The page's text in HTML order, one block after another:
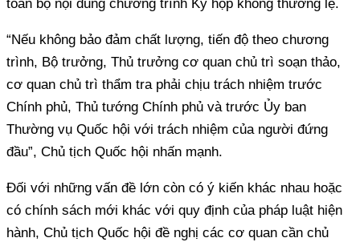
toàn bộ nội dung chương trình Kỳ họp không thường lệ.
“Nếu không bảo đảm chất lượng, tiến độ theo chương
trình, Bộ trưởng, Thủ trưởng cơ quan chủ trì soạn thảo,
cơ quan chủ trì thẩm tra phải chịu trách nhiệm trước
Chính phủ, Thủ tướng Chính phủ và trước Ủy ban
Thường vụ Quốc hội với trách nhiệm của người đứng
đầu”, Chủ tịch Quốc hội nhấn mạnh.
Đối với những vấn đề lớn còn có ý kiến khác nhau hoặc
có chính sách mới khác với quy định của pháp luật hiện
hành, Chủ tịch Quốc hội đề nghị các cơ quan cần chủ